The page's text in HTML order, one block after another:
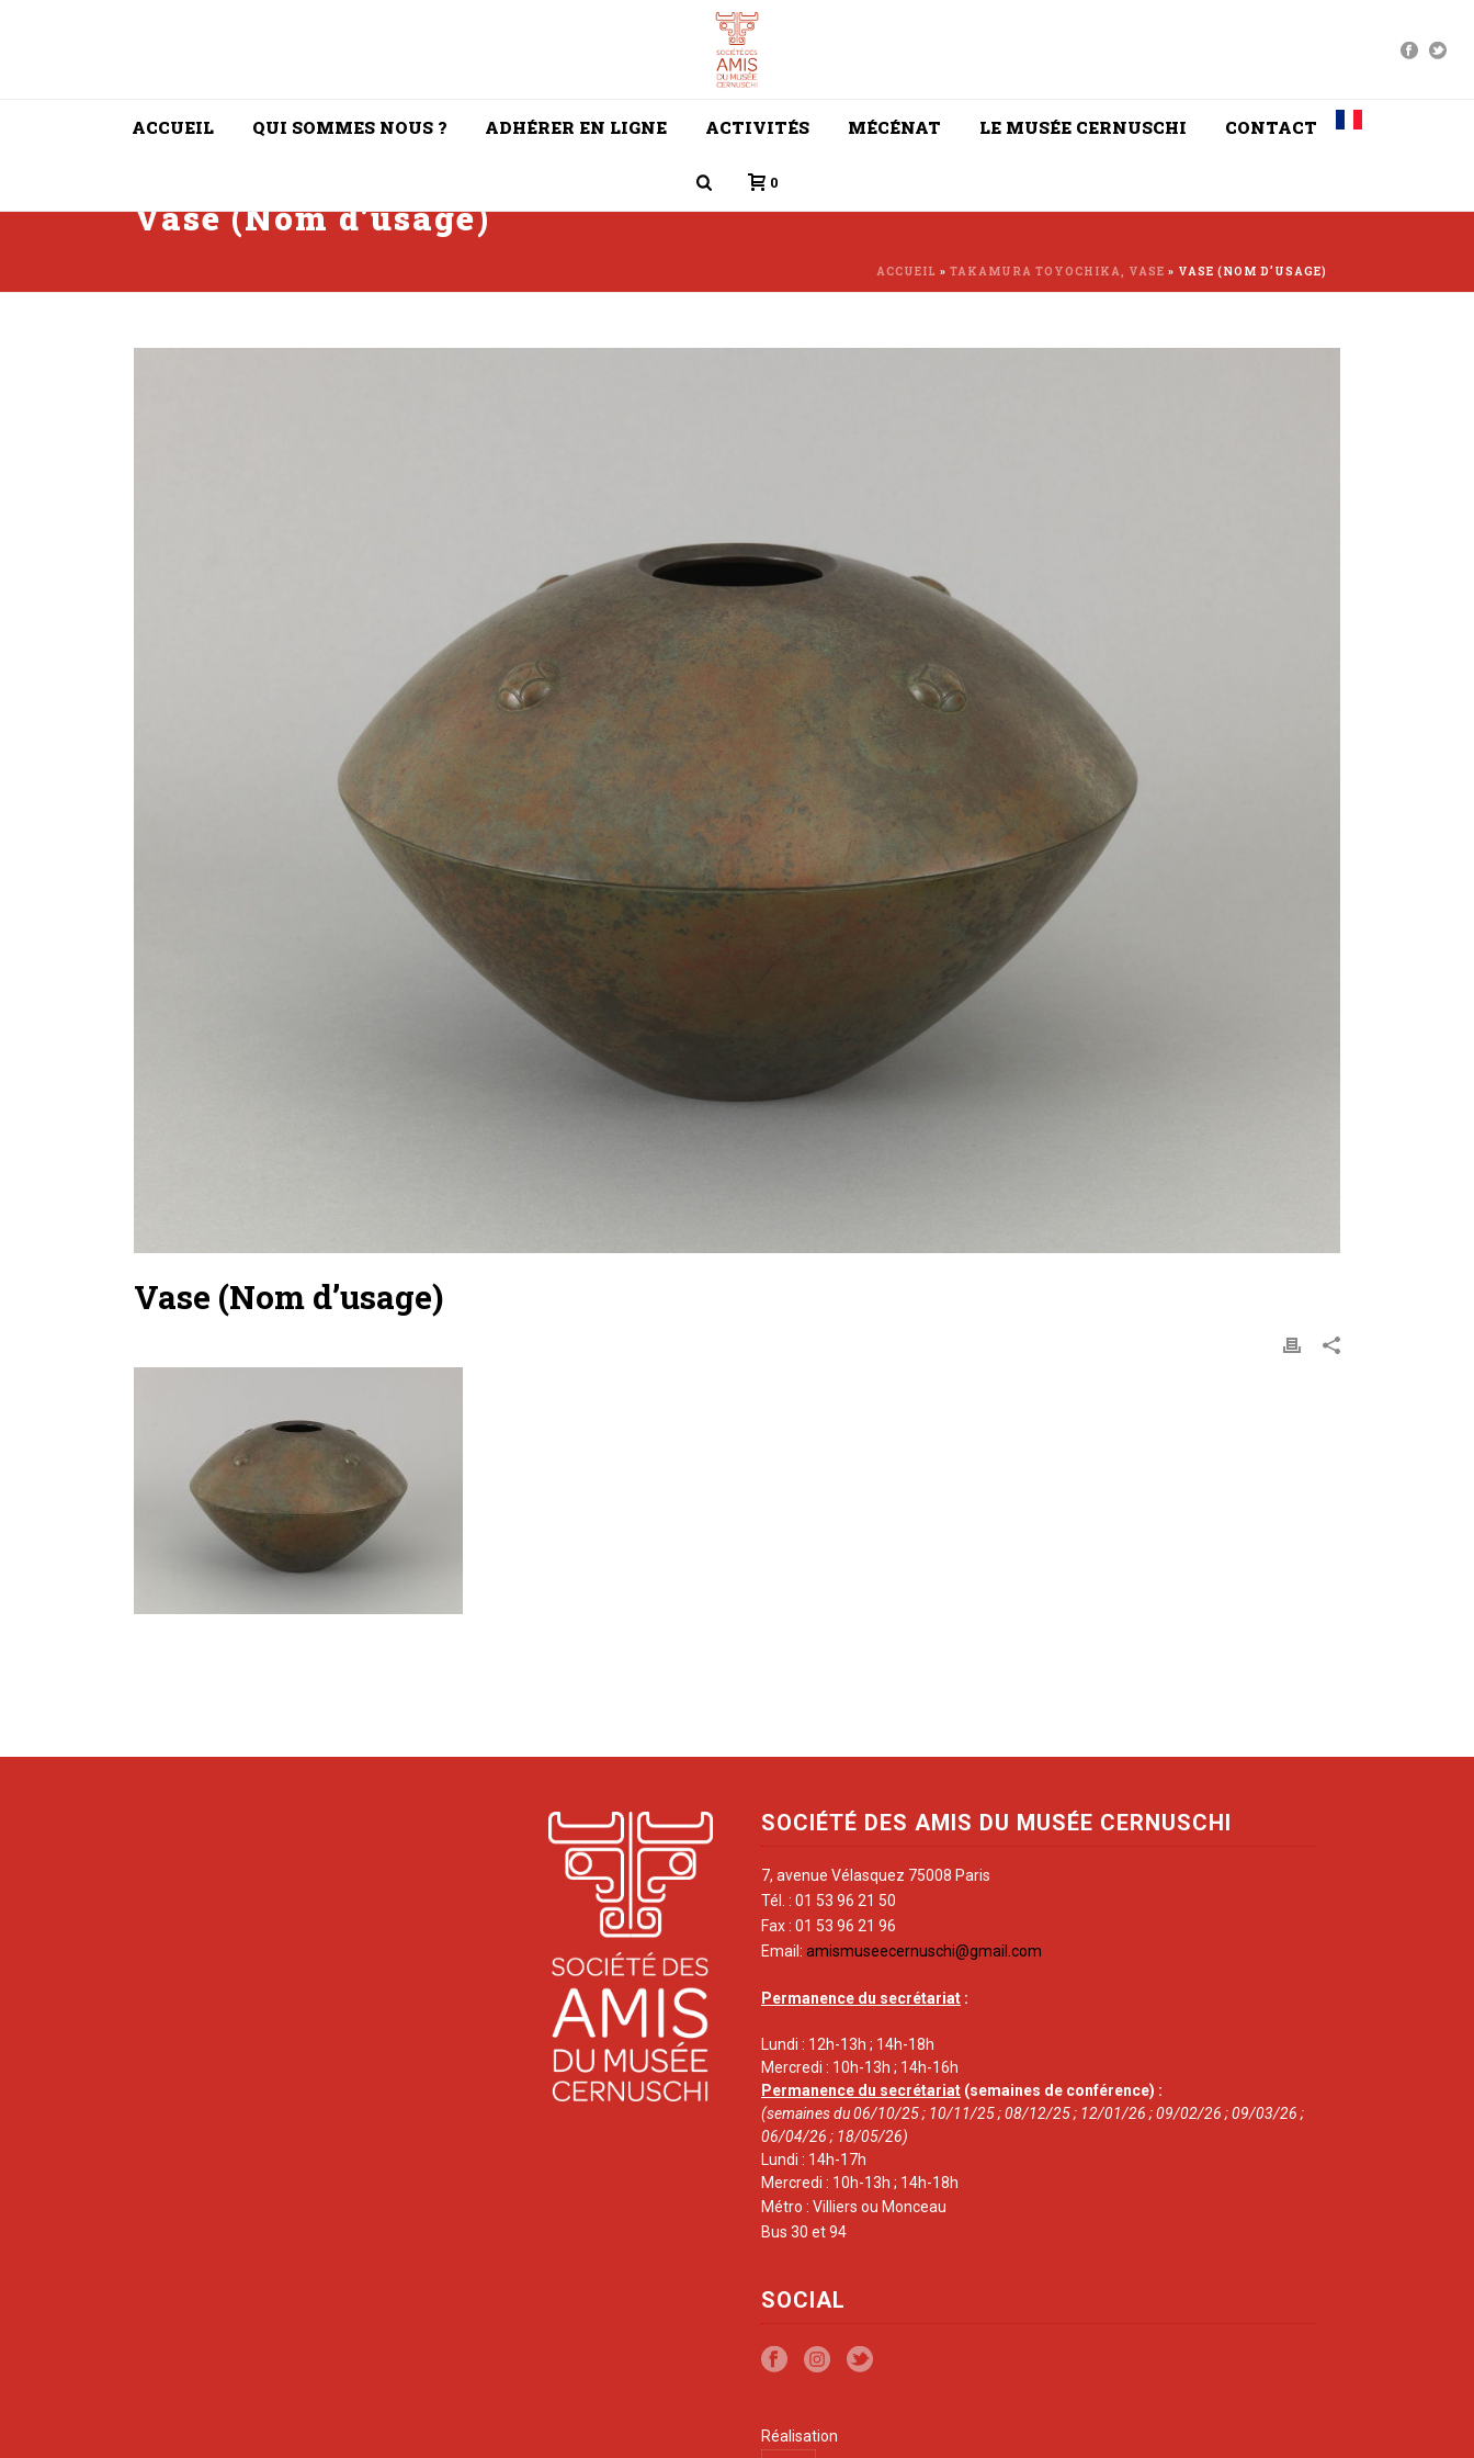
ACCUEIL QUI SOMMES NOUS ? ADHÉRER EN LIGNE ACTIVITÉS MÉCÉNAT LE MUSÉE CERNUSCHI CONTACT
0
Vase (Nom d’usage)
ACCUEIL » TAKAMURA TOYOCHIKA, VASE » VASE (NOM D’USAGE)
Vase (Nom d’usage)
SOCIÉTÉ DES AMIS DU MUSÉE CERNUSCHI
7, avenue Vélasquez 75008 Paris
Tél. : 01 53 96 21 50
Fax : 01 53 96 21 96
Email: amismuseecernuschi@gmail.com
Permanence du secrétariat :
Lundi : 12h-13h ; 14h-18h
Mercredi : 10h-13h ; 14h-16h
Permanence du secrétariat (semaines de conférence) :
(semaines du 06/10/25 ; 10/11/25 ; 08/12/25 ; 12/01/26 ; 09/02/26 ; 09/03/26 ;
06/04/26 ; 18/05/26)
Lundi : 14h-17h
Mercredi : 10h-13h ; 14h-18h
Métro : Villiers ou Monceau
Bus 30 et 94
SOCIAL
Réalisation